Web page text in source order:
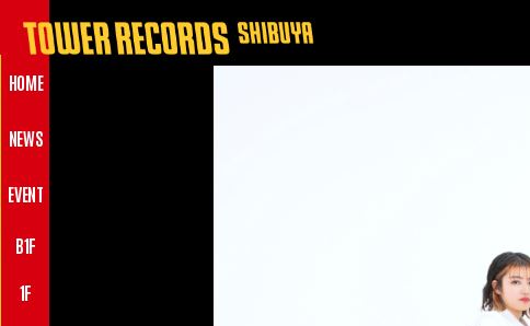
HOME
NEWS
EVENT
B1F
1F